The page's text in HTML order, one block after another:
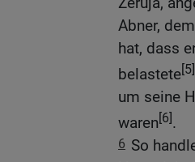
Abner,
hat, dass
belastete[5]
um seine
waren[6].
6 So